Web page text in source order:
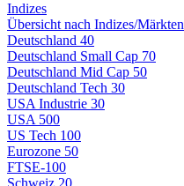
Indizes
Übersicht nach Indizes/Märkten
Deutschland 40
Deutschland Small Cap 70
Deutschland Mid Cap 50
Deutschland Tech 30
USA Industrie 30
USA 500
US Tech 100
Eurozone 50
FTSE-100
Schweiz 20